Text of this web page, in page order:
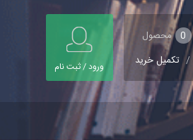
0 محصول
/ تکمیل خرید ورود / ثبت نام